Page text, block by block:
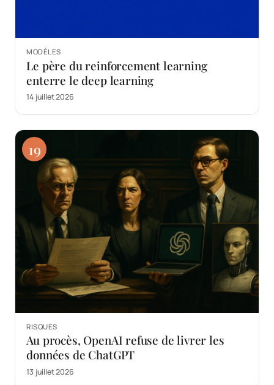
MODÈLES
Le père du reinforcement learning
enterre le deep learning
14 juillet 2026
19
RISQUES
Au procès, OpenAI refuse de livrer les
données de ChatGPT
13 juillet 2026